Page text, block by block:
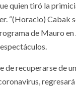
quien tiró la
“(Horacio) Cabak
de Mauro en
de recuperarse de